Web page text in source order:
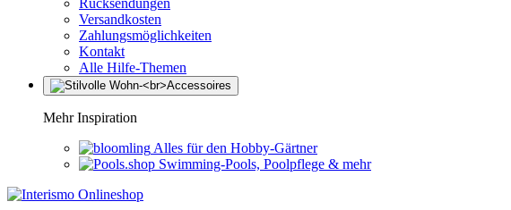
Rücksendungen
Versandkosten
Zahlungsmöglichkeiten
Kontakt
Alle Hilfe-Themen
Mehr Inspiration
Alles für den Hobby-Gärtner
Swimming-Pools, Poolpflege & mehr